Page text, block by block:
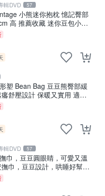
輯DVD 57
小熊迷你抱枕 憶記臀部
高 推薦收藏 迷你豆包小
豆袋抱枕
塑 Bean Bag 豆豆熊臀部緩
舒壓設計 保暖又實用 適合
居家使用 RUSS系列 豆豆熊
粒結構
輯DVD 57
巾，豆豆圓眼睛，可愛又溫
巾，豆豆設計，哄睡好幫手
撫巾 數碼豆豆眼